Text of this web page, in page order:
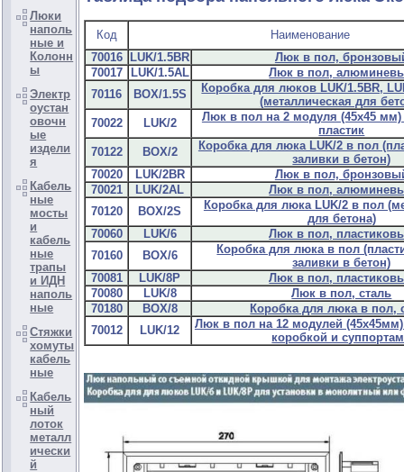
Люки
наполь
ные и
Колонн
ы
Электр
оустан
овочн
ые
издели
я
Кабель
ные
мосты
и
кабель
ные
трапы
и ИДН
наполь
ные
Стяжки
хомуты
кабель
ные
Кабель
ный
лоток
металл
ически
й
Код
Наименование
70016
LUK/1.5BR
Люк в пол,
70017
LUK/1.5AL
Люк в пол,
70116
BOX/1.5S
Коробка для люков LUK/1.5BR,
(металлическая для
70022
LUK/2
Люк в пол на 2 модуля (45х45 мм)
пластик
70122
BOX/2
Коробка для люка LUK/2 в пол
заливки в бетон)
70020
LUK/2BR
Люк в пол,
70021
LUK/2AL
Люк в пол,
70120
BOX/2S
Коробка для люка LUK/2 в пол
для бетона)
70060
LUK/6
Люк в пол,
70160
BOX/6
Коробка для люка в пол
заливки в бетон)
70081
LUK/8P
Люк в пол,
70080
LUK/8
Люк в пол, сталь
70180
BOX/8
Коробка для люка в пол,
70012
LUK/12
Люк в пол на 12 модулей
коробкой и